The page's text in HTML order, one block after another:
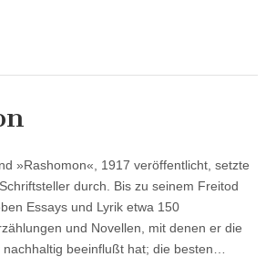
»Rashomon«, 1917 veröffentlicht, setzte
durch. Bis zu seinem Freitod
Essays und Lyrik etwa 150
und Novellen, mit denen er die
beeinflußt hat; die besten…